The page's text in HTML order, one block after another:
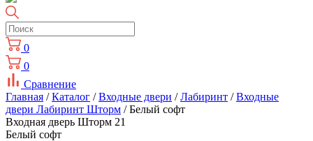
0
0
Сравнение
Главная /Каталог /Входные двери /Лабиринт /Входные
двери Лабиринт Шторм / Белый софт
Входная дверь Шторм 21
Белый софт